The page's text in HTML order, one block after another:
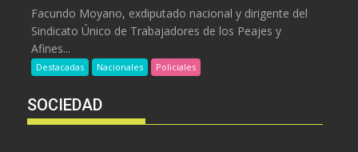
Facundo Moyano, exdiputado nacional y dirigente del
Sindicato Único de Trabajadores de los Peajes y
Afines...
Destacadas Nacionales Policiales
SOCIEDAD